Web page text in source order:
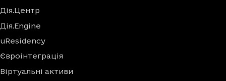
Дія.Центр
Дія.Engine
uResidency
Євроінтеграція
Віртуальні активи